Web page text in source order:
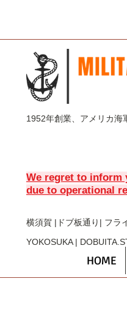
1952年創業、アメリカ海
We regret to inform
due to operational
横須賀 |ドブ板通り| フラ
YOKOSUKA |
HOME